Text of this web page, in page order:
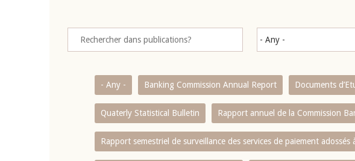
- Any - Banking Commission Annual Report Documents
Quaterly Statistical Bulletin Rapport annuel de la Commission
Rapport semestriel de surveillance des services de paiement